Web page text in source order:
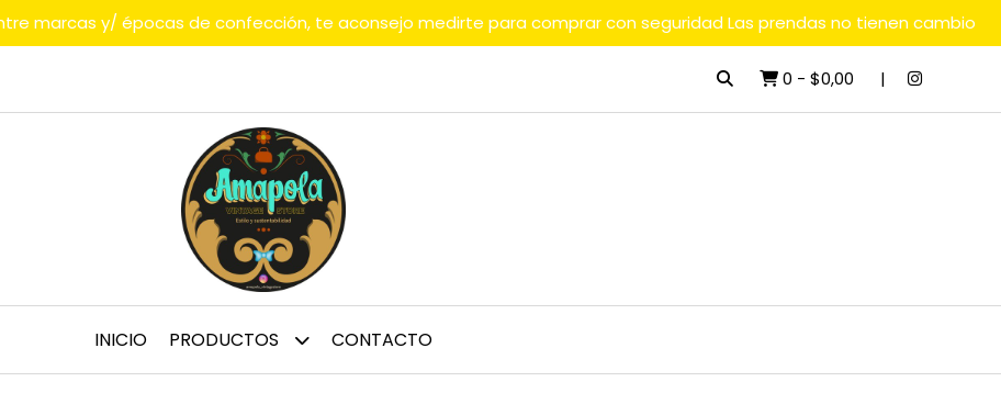
marcas y/ épocas de confección, te aconsejo medirte para comprar con seguridad Las prendas no tienen cambio
0 - $0,00
INICIO PRODUCTOS CONTACTO